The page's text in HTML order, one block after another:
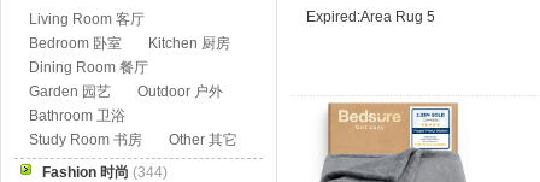
Expired:Area Rug 5
Living Room 客厅
Bedroom 卧室
Kitchen 厨房
Dining Room 餐厅
Garden 园艺
Outdoor 户外
Bathroom 卫浴
Study Room 书房
Other 其它
Fashion 时尚 (344)